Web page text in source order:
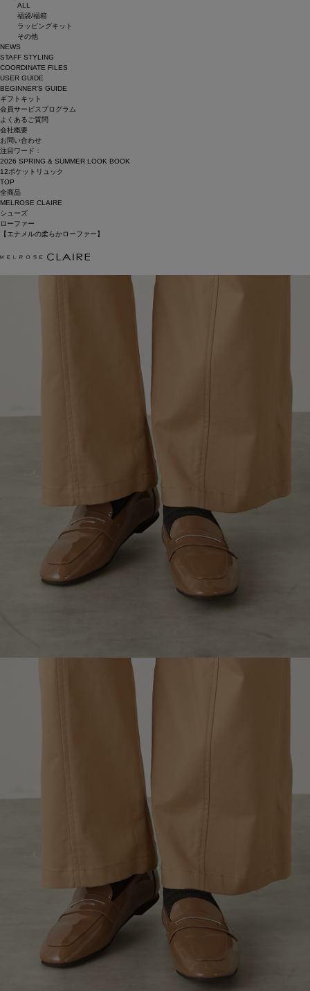
ALL
福袋/福箱
ラッピングキット
その他
NEWS
STAFF STYLING
COORDINATE FILES
USER GUIDE
BEGINNER’S GUIDE
ギフトキット
会員サービスプログラム
よくあるご質問
会社概要
お問い合わせ
注目ワード：
2026 SPRING & SUMMER LOOK BOOK
12ポケットリュック
TOP
全商品
MELROSE CLAIRE
シューズ
ローファー
【エナメルの柔らかローファー】